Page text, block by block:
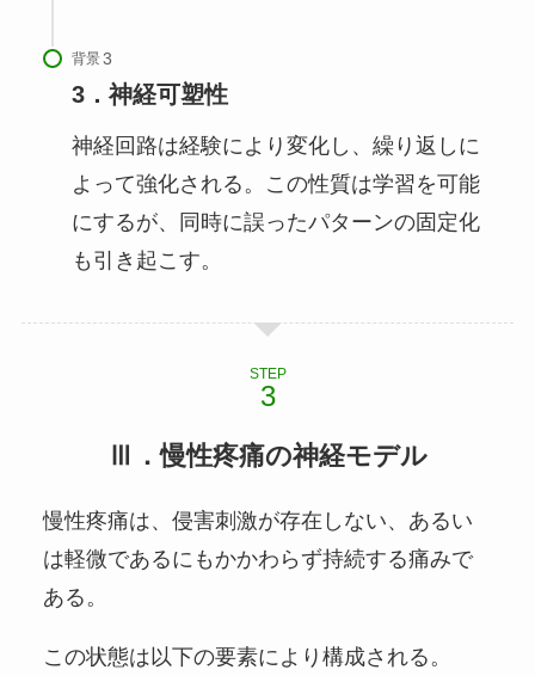
背景
3．神経可塑性
神経回路は経験により変化し、繰り返しに
よって強化される。この性質は学習を可能
にするが、同時に誤ったパターンの固定化
も引き起こす。
STEP
Ⅲ．慢性疼痛の神経モデル
慢性疼痛は、侵害刺激が存在しない、あるい
は軽微であるにもかかわらず持続する痛みで
ある。
この状態は以下の要素により構成される。